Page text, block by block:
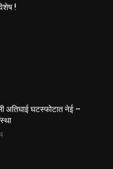
!
अतिघाई घटस्फोटात नेई –